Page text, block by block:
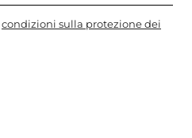
condizioni sulla protezione dei